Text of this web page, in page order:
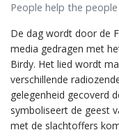
People help the people
De dag wordt door de
media gedragen met
Birdy. Het lied wordt
verschillende
gelegenheid gecoverd
symboliseert de geest
met de slachtoffers